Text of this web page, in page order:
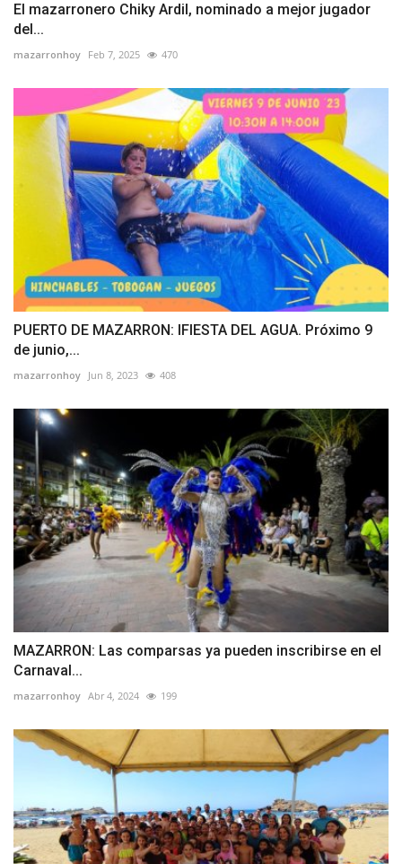
El mazarronero Chiky Ardil, nominado a mejor jugador
del...
mazarronhoy Feb 7, 2025 470
PUERTO DE MAZARRON: IFIESTA DEL AGUA. Próximo 9
de junio,...
mazarronhoy Jun 8, 2023 408
MAZARRON: Las comparsas ya pueden inscribirse en el
Carnaval...
mazarronhoy Abr 4, 2024 199